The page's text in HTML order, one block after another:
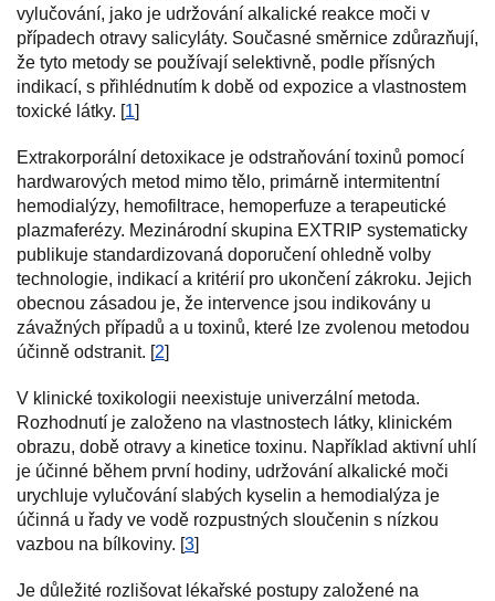
vylučování, jako je udržování alkalické reakce moči v
případech otravy salicyláty. Současné směrnice zdůrazňují,
že tyto metody se používají selektivně, podle přísných
indikací, s přihlédnutím k době od expozice a vlastnostem
toxické látky. [1]
Extrakorporální detoxikace je odstraňování toxinů pomocí
hardwarových metod mimo tělo, primárně intermitentní
hemodialýzy, hemofiltrace, hemoperfuze a terapeutické
plazmaferézy. Mezinárodní skupina EXTRIP systematicky
publikuje standardizovaná doporučení ohledně volby
technologie, indikací a kritérií pro ukončení zákroku. Jejich
obecnou zásadou je, že intervence jsou indikovány u
závažných případů a u toxinů, které lze zvolenou metodou
účinně odstranit. [2]
V klinické toxikologii neexistuje univerzální metoda.
Rozhodnutí je založeno na vlastnostech látky, klinickém
obrazu, době otravy a kinetice toxinu. Například aktivní uhlí
je účinné během první hodiny, udržování alkalické moči
urychluje vylučování slabých kyselin a hemodialýza je
účinná u řady ve vodě rozpustných sloučenin s nízkou
vazbou na bílkoviny. [3]
Je důležité rozlišovat lékařské postupy založené na